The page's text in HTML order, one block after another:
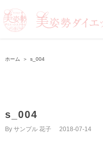
ホーム ＞ s_004
s_004
By サンプル 花子 2018-07-14